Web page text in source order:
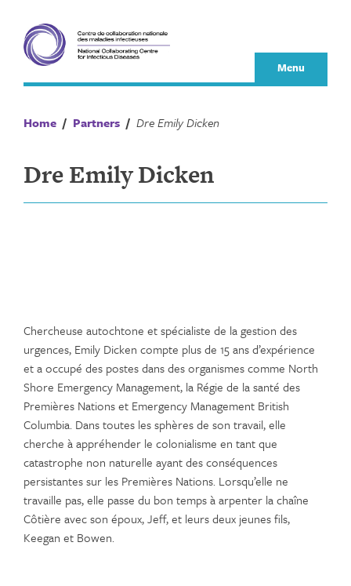
content
Menu
Home / Partners / Dre Emily Dicken
Dre Emily Dicken
Chercheuse autochtone et spécialiste de la gestion des
urgences, Emily Dicken compte plus de 15 ans d’expérience
et a occupé des postes dans des organismes comme North
Shore Emergency Management, la Régie de la santé des
Premières Nations et Emergency Management British
Columbia. Dans toutes les sphères de son travail, elle
cherche à appréhender le colonialisme en tant que
catastrophe non naturelle ayant des conséquences
persistantes sur les Premières Nations. Lorsqu’elle ne
travaille pas, elle passe du bon temps à arpenter la chaîne
Côtière avec son époux, Jeff, et leurs deux jeunes fils,
Keegan et Bowen.